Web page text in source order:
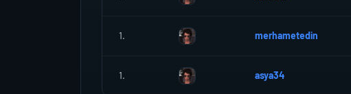
1. merhametedin
1. asya34